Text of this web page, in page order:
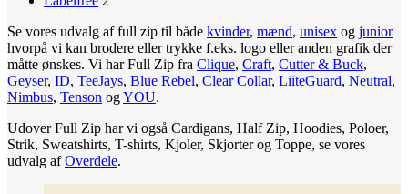
Se vores udvalg af full zip til både kvinder, mænd, unisex og junior
hvorpå vi kan brodere eller trykke f.eks. logo eller anden grafik der
måtte ønskes. Vi har Full Zip fra Clique, Craft, Cutter & Buck,
Geyser, ID, TeeJays, Blue Rebel, Clear Collar, LiiteGuard, Neutral,
Nimbus, Tenson ogYOU.
Udover Full Zip har vi også Cardigans, Half Zip, Hoodies, Poloer,
Strik, Sweatshirts, T-shirts, Kjoler, Skjorter og Toppe, se vores
udvalg afOverdele.